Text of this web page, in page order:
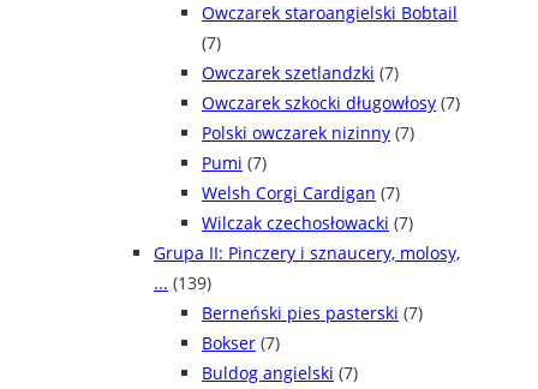
Owczarek staroangielski Bobtail
(7)
Owczarek szetlandzki (7)
Owczarek szkocki długowłosy (7)
Polski owczarek nizinny (7)
Pumi (7)
Welsh Corgi Cardigan (7)
Wilczak czechosłowacki (7)
Grupa II: Pinczery i sznaucery, molosy,
... (139)
Berneński pies pasterski (7)
Bokser (7)
Buldog angielski (7)